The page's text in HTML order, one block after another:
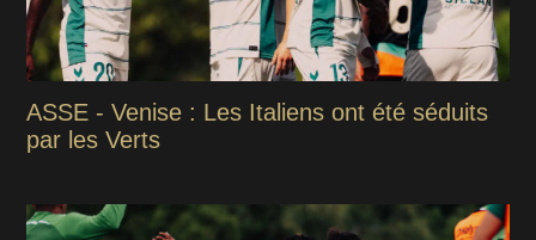
ASSE - Venise : Les Italiens ont été séduits
par les Verts